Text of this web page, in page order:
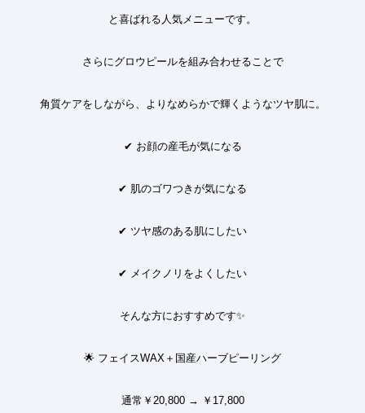
と喜ばれる人気メニューです。
さらにグロウピールを組み合わせることで
角質ケアをしながら、よりなめらかで輝くようなツヤ肌に。
✔ お顔の産毛が気になる
✔ 肌のゴワつきが気になる
✔ ツヤ感のある肌にしたい
✔ メイクノリをよくしたい
そんな方におすすめです✨
🌟 フェイスWAX＋国産ハーブピーリング
通常￥20,800 → ￥17,800